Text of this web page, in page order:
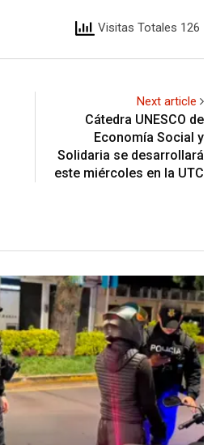
Visitas Totales 126
Next article
Cátedra UNESCO de
Economía Social y
Solidaria se desarrollará
este miércoles en la UTC